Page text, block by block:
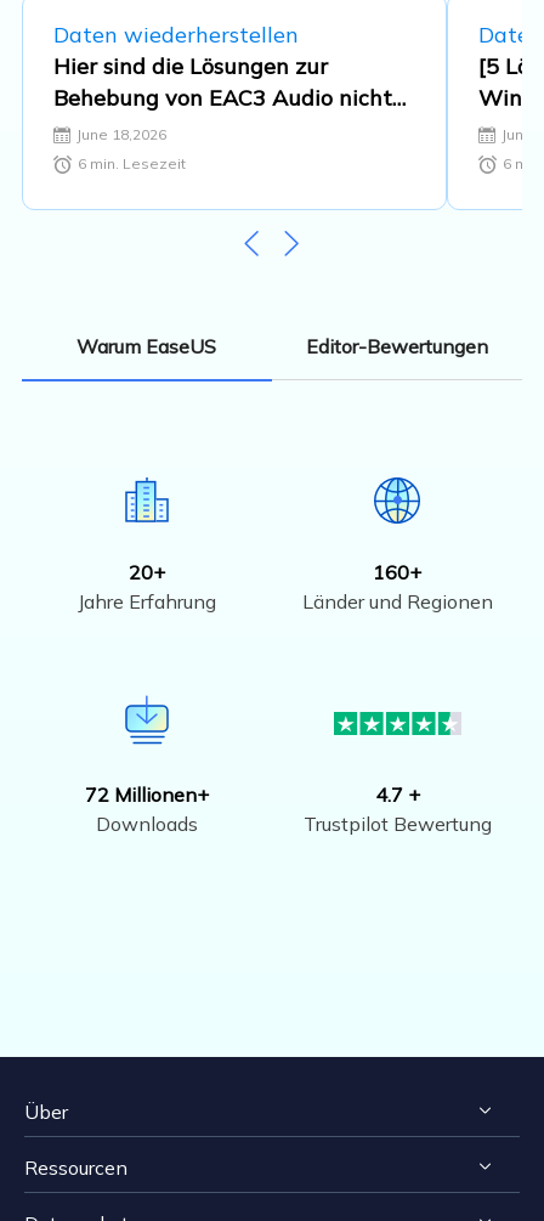
Daten wiederherstellen
Hier sind die Lösungen zur
Behebung von EAC3 Audio nicht
unterstützt
June 18,2026
6min. Lesezeit
[5
June
6
Warum EaseUS Editor-Bewertungen
20+
Jahre Erfahrung
160+
Länder und Regionen
72 Millionen+
Downloads
4.7 +
Trustpilot Bewertung
Über
Impressum
Ressourcen